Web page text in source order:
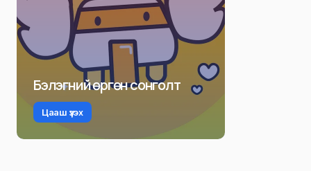
Бэлэгний өргөн сонголт
Цааш үзэх